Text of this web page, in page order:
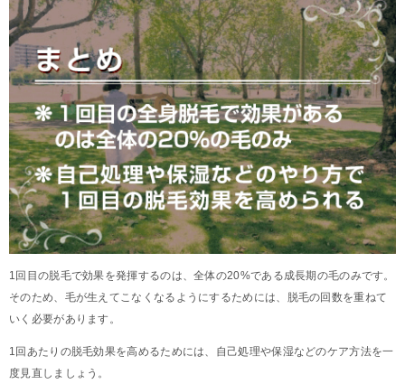
1回目の脱毛で効果を発揮するのは、全体の20%である成長期の毛のみです。
そのため、毛が生えてこなくなるようにするためには、脱毛の回数を重ねて
いく必要があります。
1回あたりの脱毛効果を高めるためには、自己処理や保湿などのケア方法を一
度見直しましょう。